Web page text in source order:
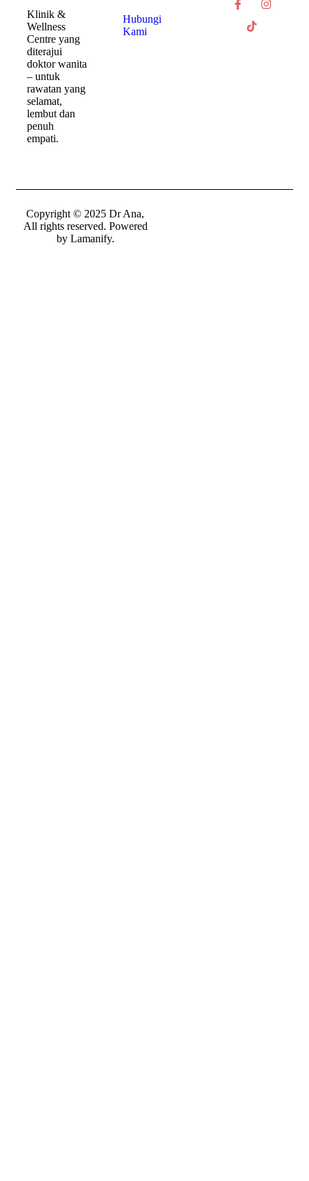
Klinik &
Wellness
Centre yang
diterajui
doktor wanita
– untuk
rawatan yang
selamat,
lembut dan
penuh
empati.
Hubungi
Kami
Copyright © 2025 Dr Ana,
All rights reserved. Powered
by Lamanify.